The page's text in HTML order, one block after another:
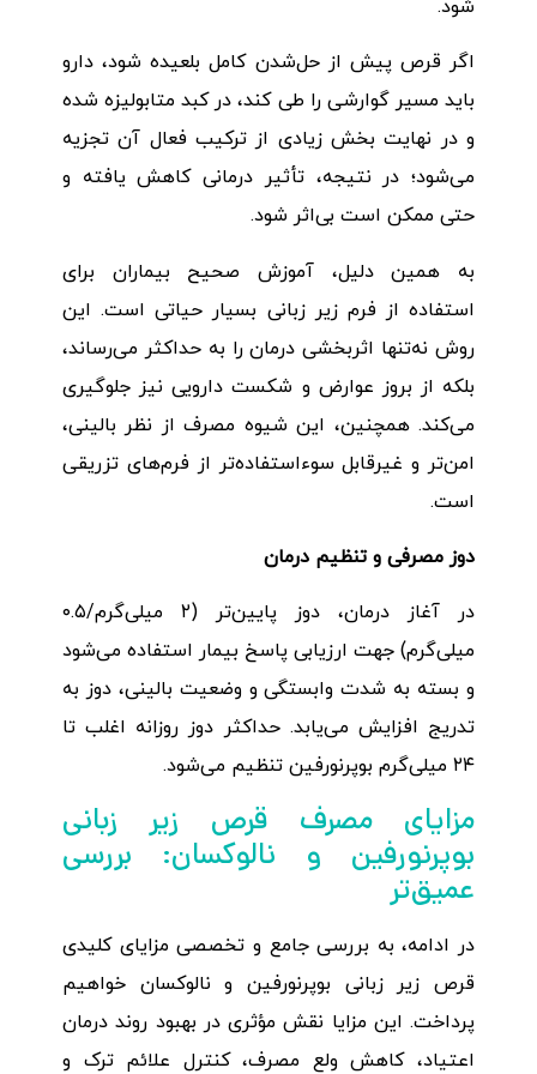
شود.
اگر قرص پیش از حل‌شدن کامل بلعیده شود، دارو
باید مسیر گوارشی را طی کند، در کبد متابولیزه شده
و در نهایت بخش زیادی از ترکیب فعال آن تجزیه
می‌شود؛ در نتیجه، تأثیر درمانی کاهش یافته و
حتی ممکن است بی‌اثر شود.
به همین دلیل، آموزش صحیح بیماران برای
استفاده از فرم زیر زبانی بسیار حیاتی است. این
روش نه‌تنها اثربخشی درمان را به حداکثر می‌رساند،
بلکه از بروز عوارض و شکست دارویی نیز جلوگیری
می‌کند. همچنین، این شیوه مصرف از نظر بالینی،
امن‌تر و غیرقابل سوءاستفاده‌تر از فرم‌های تزریقی
است.
دوز مصرفی و تنظیم درمان
در آغاز درمان، دوز پایین‌تر (۲ میلی‌گرم/۰.۵
میلی‌گرم) جهت ارزیابی پاسخ بیمار استفاده می‌شود
و بسته به شدت وابستگی و وضعیت بالینی، دوز به
تدریج افزایش می‌یابد. حداکثر دوز روزانه اغلب تا
۲۴ میلی‌گرم بوپرنورفین تنظیم می‌شود.
مزایای مصرف قرص زیر زبانی
بوپرنورفین و نالوکسان: بررسی
عمیق‌تر
در ادامه، به بررسی جامع و تخصصی مزایای کلیدی
قرص زیر زبانی بوپرنورفین و نالوکسان خواهیم
پرداخت. این مزایا نقش مؤثری در بهبود روند درمان
اعتیاد، کاهش ولع مصرف، کنترل علائم ترک و